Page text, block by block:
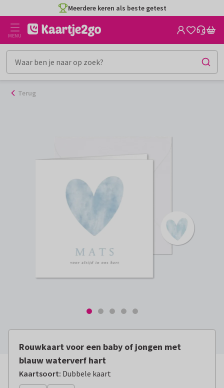
naar
inhoud
Meerdere keren als beste getest
MENU
Terug
Rouwkaart voor een baby of jongen met
blauw waterverf hart
Kaartsoort: Dubbele kaart